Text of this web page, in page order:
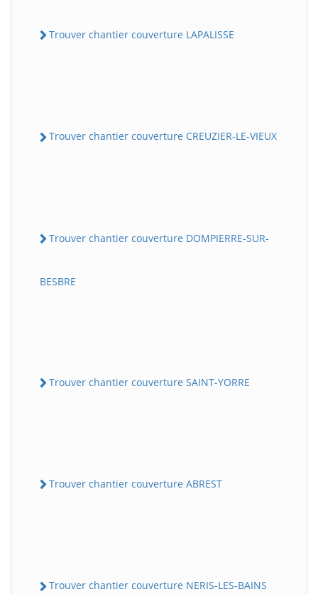
Trouver chantier couverture LAPALISSE
Trouver chantier couverture CREUZIER-LE-VIEUX
Trouver chantier couverture DOMPIERRE-SUR-
BESBRE
Trouver chantier couverture SAINT-YORRE
Trouver chantier couverture ABREST
Trouver chantier couverture NERIS-LES-BAINS